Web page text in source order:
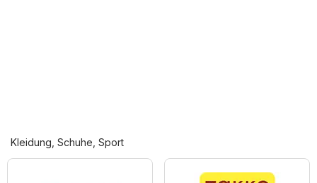
Kleidung, Schuhe, Sport